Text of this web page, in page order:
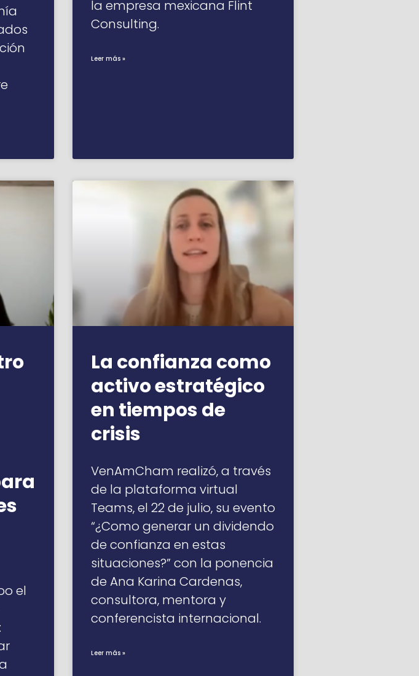
la empresa mexicana Flint
Consulting.
Leer más »
el
La confianza como
activo estratégico
en tiempos de
crisis
VenAmCham realizó, a través
de la plataforma virtual
Teams, el 22 de julio, su evento
“¿Como generar un dividendo
de confianza en estas
situaciones?” con la ponencia
de Ana Karina Cardenas,
consultora, mentora y
conferencista internacional.
Leer más »